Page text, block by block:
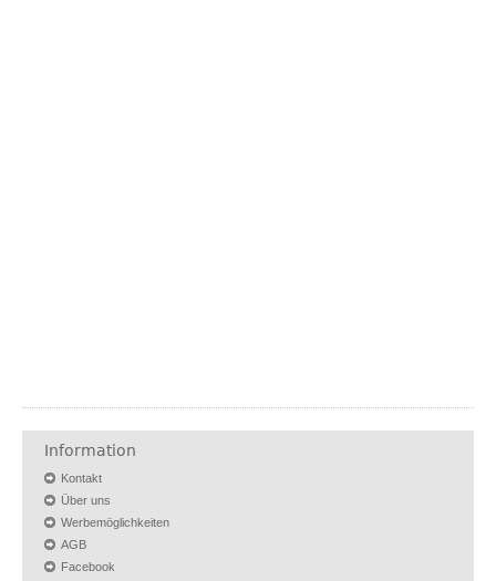
Information
Kontakt
Über uns
Werbemöglichkeiten
AGB
Facebook